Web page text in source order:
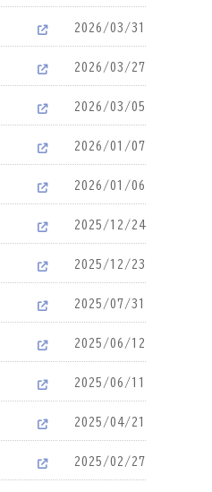
2026/03/31
2026/03/27
2026/03/05
2026/01/07
2026/01/06
2025/12/24
2025/12/23
2025/07/31
2025/06/12
2025/06/11
2025/04/21
2025/02/27